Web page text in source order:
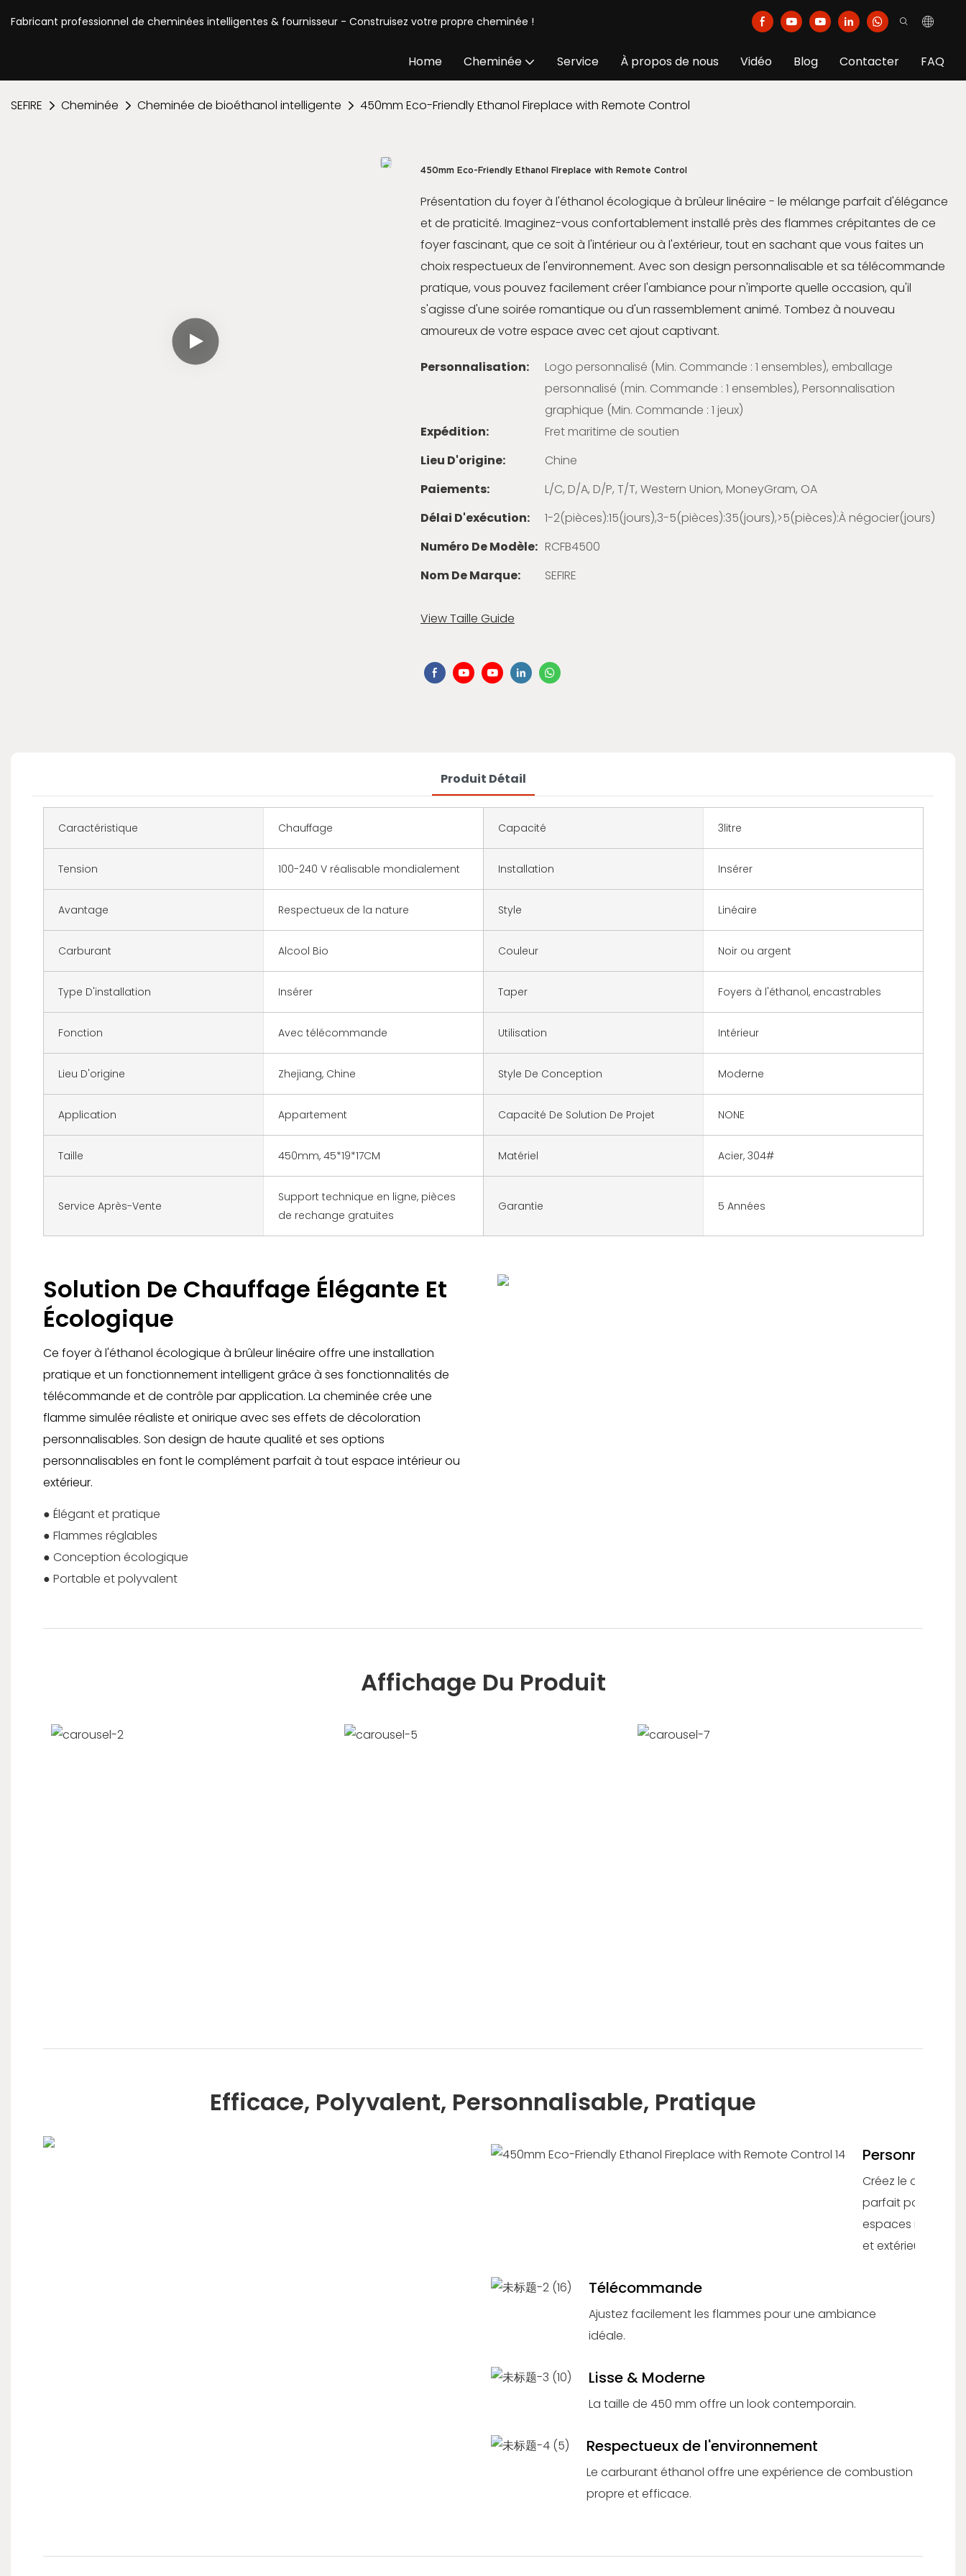
Fabricant professionnel de cheminées intelligentes & fournisseur - Construisez votre propre cheminée !
Home Cheminée Service À propos de nous Vidéo Blog Contacter FAQ
SEFIRE Cheminée Cheminée de bioéthanol intelligente 450mm Eco-Friendly Ethanol Fireplace with Remote Control
450mm Eco-Friendly Ethanol Fireplace with Remote Control
Présentation du foyer à l'éthanol écologique à brûleur linéaire - le mélange parfait d'élégance
et de praticité. Imaginez-vous confortablement installé près des flammes crépitantes de ce
foyer fascinant, que ce soit à l'intérieur ou à l'extérieur, tout en sachant que vous faites un
choix respectueux de l'environnement. Avec son design personnalisable et sa télécommande
pratique, vous pouvez facilement créer l'ambiance pour n'importe quelle occasion, qu'il
s'agisse d'une soirée romantique ou d'un rassemblement animé. Tombez à nouveau
amoureux de votre espace avec cet ajout captivant.
Personnalisation:
Logo personnalisé (Min. Commande : 1 ensembles), emballage
personnalisé (min. Commande : 1 ensembles), Personnalisation
graphique (Min. Commande : 1 jeux)
Expédition:
Fret maritime de soutien
Lieu D'origine:
Chine
Paiements:
L/C, D/A, D/P, T/T, Western Union, MoneyGram, OA
Délai D'exécution:
1-2(pièces):15(jours),3-5(pièces):35(jours),>5(pièces):À négocier(jours)
Numéro De Modèle: RCFB4500
Nom De Marque:
SEFIRE
View Taille Guide
Produit Détail
Caractéristique Chauffage Capacité 3litre
Tension 100-240 V réalisable mondialement Installation Insérer
Avantage Respectueux de la nature Style Linéaire
Carburant Alcool Bio Couleur Noir ou argent
Type D'installation Insérer Taper Foyers à l'éthanol, encastrables
Fonction Avec télécommande Utilisation Intérieur
Lieu D'origine Zhejiang, Chine Style De Conception Moderne
Application Appartement Capacité De Solution De Projet NONE
Taille 450mm, 45*19*17CM Matériel Acier, 304#
Service Après-Vente
Support technique en ligne, pièces
de rechange gratuites
Garantie 5 Années
Solution De Chauffage Élégante Et
Écologique
Ce foyer à l'éthanol écologique à brûleur linéaire offre une installation
pratique et un fonctionnement intelligent grâce à ses fonctionnalités de
télécommande et de contrôle par application. La cheminée crée une
flamme simulée réaliste et onirique avec ses effets de décoloration
personnalisables. Son design de haute qualité et ses options
personnalisables en font le complément parfait à tout espace intérieur ou
extérieur.
● Élégant et pratique
● Flammes réglables
● Conception écologique
● Portable et polyvalent
Affichage Du Produit
Efficace, Polyvalent, Personnalisable, Pratique
Créez le design
parfait pour les
espaces intérieurs
et extérieurs.
Télécommande
Ajustez facilement les flammes pour une ambiance
idéale.
Lisse & Moderne
La taille de 450 mm offre un look contemporain.
Respectueux de l'environnement
Le carburant éthanol offre une expérience de combustion
propre et efficace.